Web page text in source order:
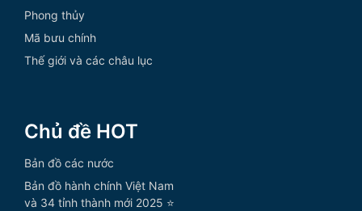
Phong thủy
Mã bưu chính
Thế giới và các châu lục
Chủ đề HOT
Bản đồ các nước
Bản đồ hành chính Việt Nam
và 34 tỉnh thành mới 2025 ⭐